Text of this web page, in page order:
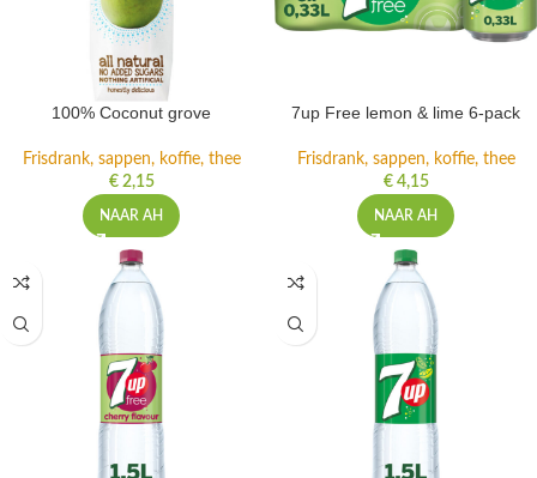
100% Coconut grove
Frisdrank, sappen, koffie, thee
€2,15
NAAR AH
7up Free lemon & lime 6-pack
Frisdrank, sappen, koffie, thee
€4,15
NAAR AH